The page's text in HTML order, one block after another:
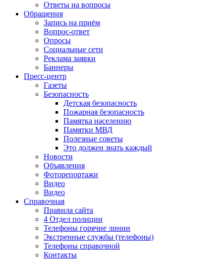
Ответы на вопросы
Обращения
Запись на приём
Вопрос-ответ
Опросы
Социальные сети
Реклама заявки
Баннеры
Пресс-центр
Газеты
Безопасность
Детская безопасность
Пожарная безопасность
Памятка населению
Памятки МВД
Полезные советы
Это должен знать каждый
Новости
Объявления
Фоторепортажи
Видео
Видео
Справочная
Правила сайта
4 Отдел полиции
Телефоны горячие линии
Экстренные службы (телефоны)
Телефоны справочной
Контакты